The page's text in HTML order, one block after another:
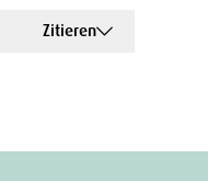
Zitieren